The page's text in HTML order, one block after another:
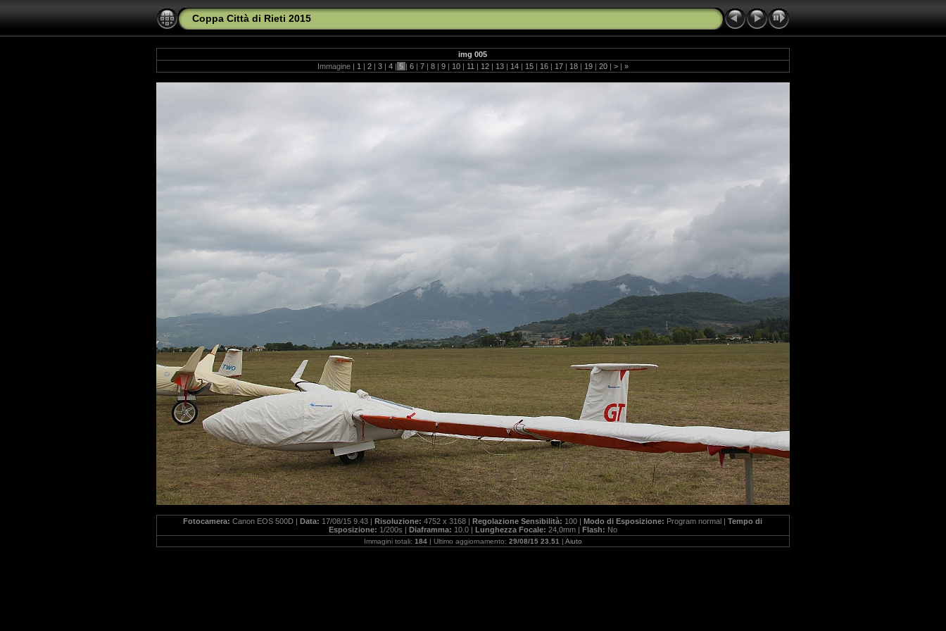
Coppa Città di Rieti 2015
img 005
Immagine | 1 | 2 | 3 | 4 | 5 | 6 | 7 | 8 | 9 | 10 | 11 | 12 | 13 | 14 | 15 | 16 | 17 | 18 | 19 | 20 | > | »
Fotocamera:Canon EOS 500D |Data: 17/08/15 9.43 |Risoluzione:4752 x 3168 |Regolazione Sensibilità: 100 |Modo di Esposizione: Program normal |Tempo di
Esposizione: 1/200s | Diaframma: 10.0 | Lunghezza Focale: 24,0mm | Flash: No
Immagini totali: 184| Ultimo aggiornamento: 29/08/15 23.51 | Aiuto